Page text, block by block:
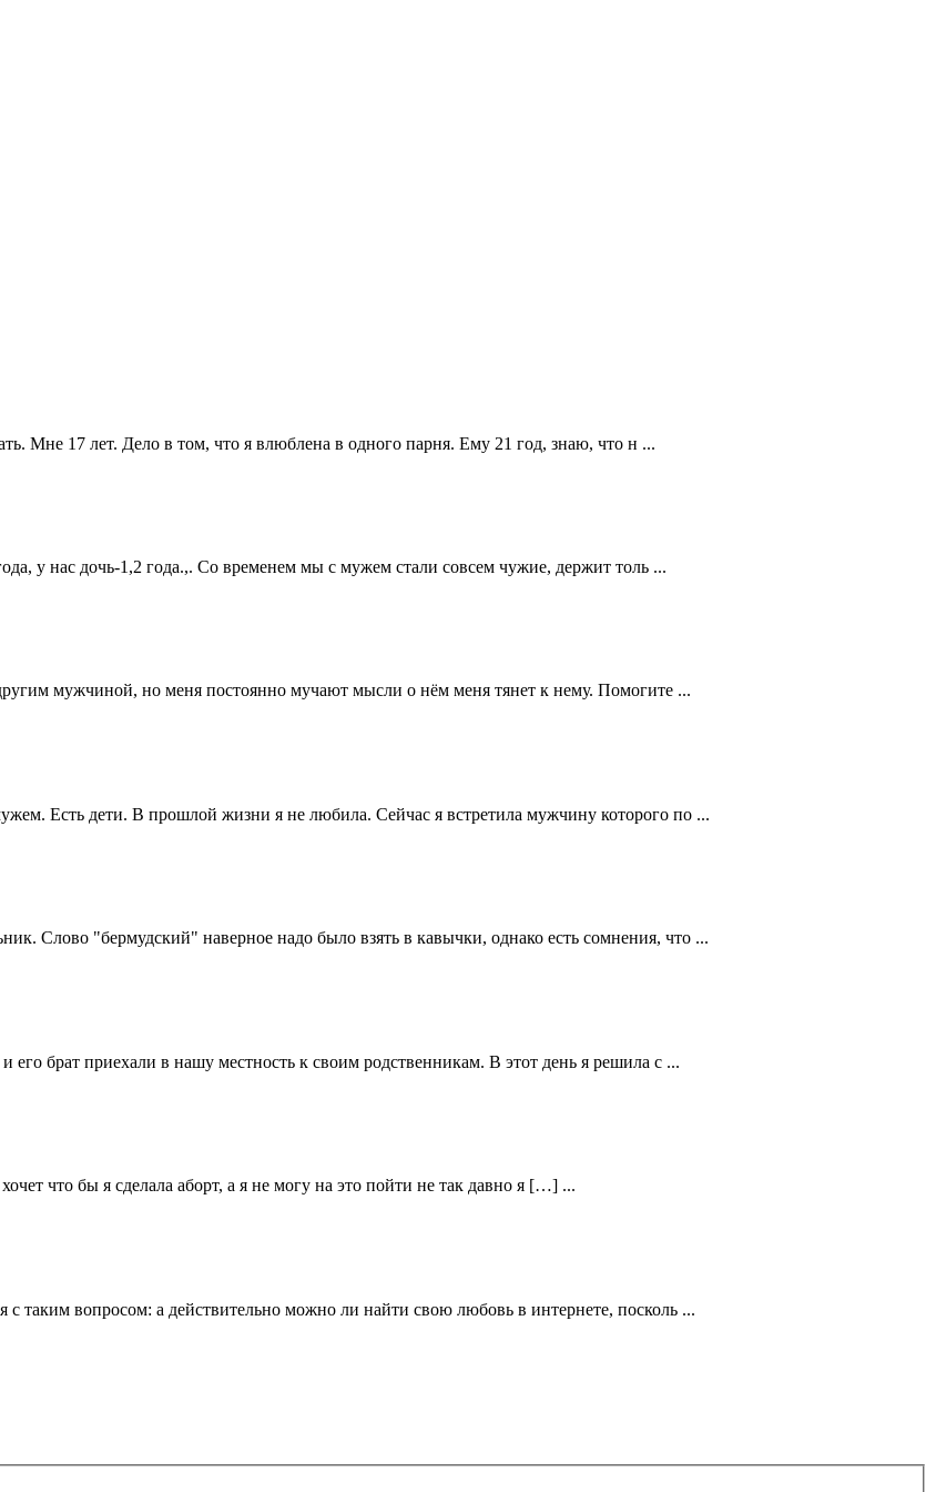
Мне 17 лет. Дело в том, что я влюблена в одного парня. Ему 21 год, знаю, что н ...
у нас дочь-1,2 года.,. Со временем мы с мужем стали совсем чужие, держит толь ...
мужчиной, но меня постоянно мучают мысли о нём меня тянет к нему. Помогите ...
Есть дети. В прошлой жизни я не любила. Сейчас я встретила мужчину которого по ...
Слово "бермудский" наверное надо было взять в кавычки, однако есть сомнения, что ...
его брат приехали в нашу местность к своим родственникам. В этот день я решила с ...
что бы я сделала аборт, а я не могу на это пойти не так давно я […] ...
таким вопросом: а действительно можно ли найти свою любовь в интернете, посколь ...